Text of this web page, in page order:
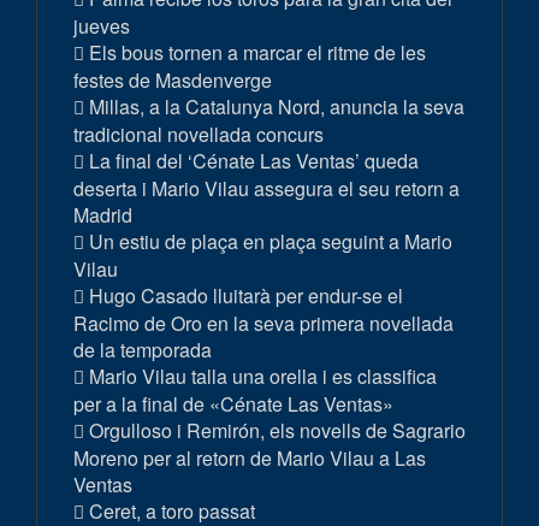
jueves
Els bous tornen a marcar el ritme de les
festes de Masdenverge
Millas, a la Catalunya Nord, anuncia la seva
tradicional novellada concurs
La final del ‘Cénate Las Ventas’ queda
deserta i Mario Vilau assegura el seu retorn a
Madrid
Un estiu de plaça en plaça seguint a Mario
Vilau
Hugo Casado lluitarà per endur-se el
Racimo de Oro en la seva primera novellada
de la temporada
Mario Vilau talla una orella i es classifica
per a la final de «Cénate Las Ventas»
Orgulloso i Remirón, els novells de Sagrario
Moreno per al retorn de Mario Vilau a Las
Ventas
Ceret, a toro passat